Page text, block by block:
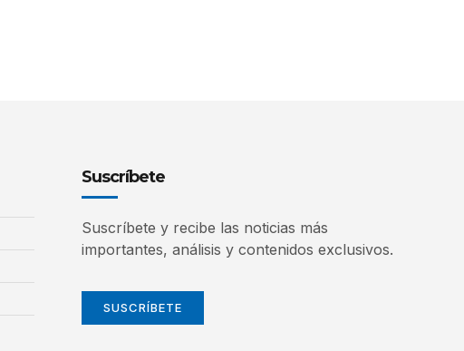
Suscríbete
Suscríbete y recibe las noticias más
importantes, análisis y contenidos exclusivos.
SUSCRÍBETE